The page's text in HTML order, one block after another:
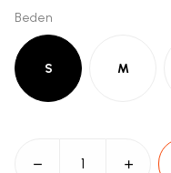
Beden
S M